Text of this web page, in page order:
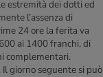
estremità dei dotti ed
l’assenza di
24 ore la ferita va
ai 1400 franchi, di
complementari.
giorno seguente si può